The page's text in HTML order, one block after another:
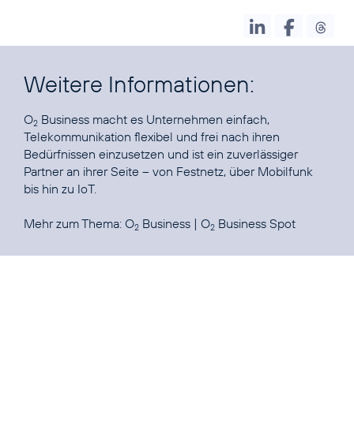
Weitere Informationen:
O2 Business macht es Unternehmen einfach,
Telekommunikation flexibel und frei nach ihren
Bedürfnissen einzusetzen und ist ein zuverlässiger
Partner an ihrer Seite – von Festnetz, über Mobilfunk
bis hin zu IoT.
Mehr zum Thema: O2 Business | O2 Business Spot